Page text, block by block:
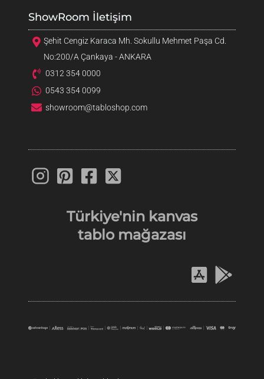
ShowRoom İletişim
Şehit Cengiz Karaca Mh. Sokullu Mehmet Paşa Cd.
No:200/A Çankaya - ANKARA
0312 354 0000
0543 354 0099
showroom@tabloshop.com
Türkiye'nin kanvas
tablomağazası